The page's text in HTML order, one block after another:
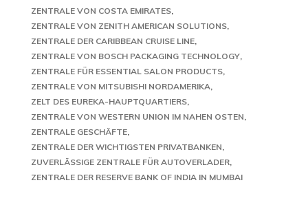
ZENTRALE VON COSTA EMIRATES
ZENTRALE VON ZENITH AMERICAN SOLUTIONS
ZENTRALE DER CARIBBEAN CRUISE LINE
ZENTRALE VON BOSCH PACKAGING TECHNOLOGY
ZENTRALE FÜR ESSENTIAL SALON PRODUCTS
ZENTRALE VON MITSUBISHI NORDAMERIKA
ZELT DES EUREKA-HAUPTQUARTIERS
ZENTRALE VON WESTERN UNION IM NAHEN OSTEN
ZENTRALE GESCHÄFTE
ZENTRALE DER WICHTIGSTEN PRIVATBANKEN
ZUVERLÄSSIGE ZENTRALE FÜR AUTOVERLADER
ZENTRALE DER RESERVE BANK OF INDIA IN MUMBAI